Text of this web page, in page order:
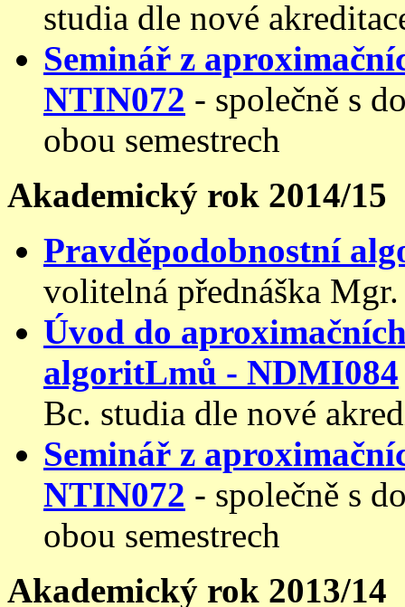
studia dle nové
Seminář z
NTIN072 - společně s
obou semestrech
Akademický rok 2014/15
Pravděpodobnostní
volitelná přednáška
Úvod do
algoritLmů - NDMI084
Bc. studia dle nové
Seminář z
NTIN072 - společně s
obou semestrech
Akademický rok 2013/14